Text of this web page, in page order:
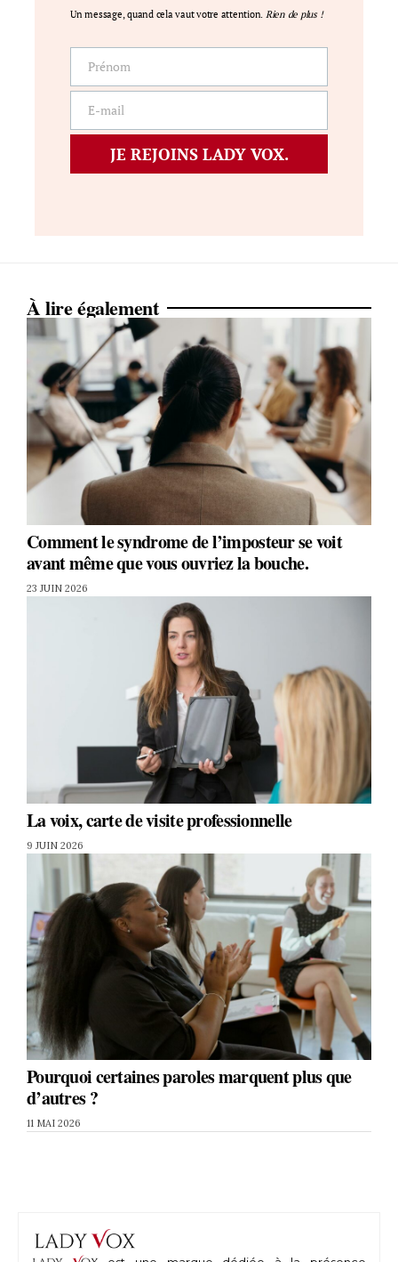
Un message, quand cela vaut votre attention. Rien de plus !
Prénom
Prénom
mail
E-mail
JE REJOINS LADY VOX.
À lire également
Comment le syndrome de l’imposteur se voit
avant même que vous ouvriez la bouche.
23 JUIN 2026
La voix, carte de visite professionnelle
9 JUIN 2026
Pourquoi certaines paroles marquent plus que
d’autres ?
11 MAI 2026